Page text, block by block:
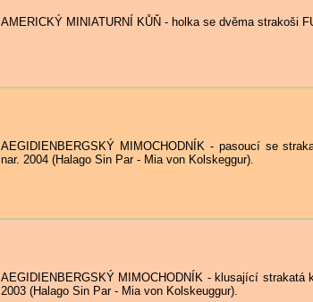
AMERICKÝ MINIATURNÍ KŮŇ - holka se dvěma strakoši
AEGIDIENBERGSKÝ MIMOCHODNÍK - pasoucí se
nar. 2004 (Halago Sin Par - Mia von Kolskeggur).
AEGIDIENBERGSKÝ MIMOCHODNÍK - klusající strakatá
2003 (Halago Sin Par - Mia von Kolskeuggur).